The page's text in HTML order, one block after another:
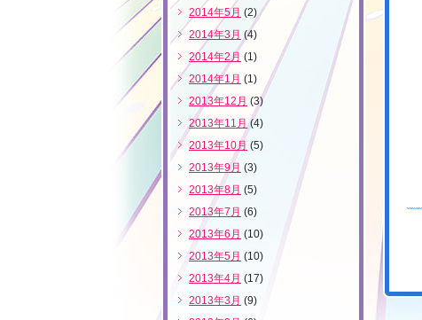
2014年5月 (2)
2014年3月 (4)
2014年2月 (1)
2014年1月 (1)
2013年12月 (3)
2013年11月 (4)
2013年10月 (5)
2013年9月 (3)
2013年8月 (5)
2013年7月 (6)
2013年6月 (10)
2013年5月 (10)
2013年4月 (17)
2013年3月 (9)